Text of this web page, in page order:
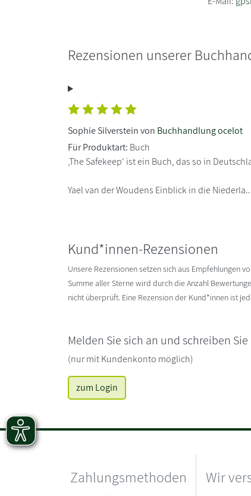
Rezensionen unserer
Sophie Silverstein von Buchhandlung ocelot
Für Produktart: Buch
‚The Safekeep‘ ist ein Buch, das so in
Yael van der Woudens Einblick in die
Kund*innen-Rezensionen
Unsere Rezensionen setzen sich aus Empfehlungen
Summe aller Sterne wird durch die Anzahl
nicht überprüft. Eine Rezension der Kund*innen ist
Melden Sie sich an und schreiben
(nur mit Kundenkonto möglich)
zum Login
Zahlungsmethoden Wir